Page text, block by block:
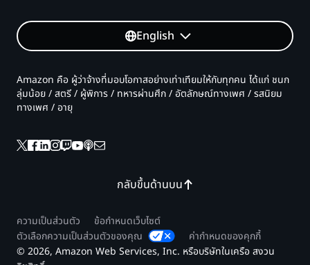
English
กลับขึ้นด้านบน
Amazon คือ ผู้ว่าจ้างที่มอบโอกาสอย่างเท่าเทียมให้กับทุกคน ได้แก่ ชนก
ลุ่มน้อย / สตรี / ผู้พิการ / ทหารผ่านศึก / อัตลักษณ์ทางเพศ / รสนิยม
ทางเพศ / อายุ
ความเป็นส่วนตัว
ข้อกำหนดเว็บไซต์
ตัวเลือกความเป็นส่วนตัวของคุณ
ค่ากำหนดของคุกกี้
© 2026, Amazon Web Services, Inc. หรือบริษัทในเครือ สงวน